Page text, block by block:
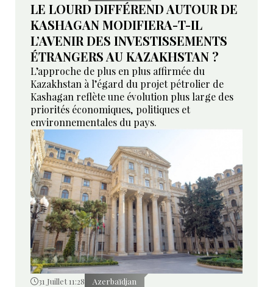
LE LOURD DIFFÉREND AUTOUR DE
KASHAGAN MODIFIERA-T-IL
L’AVENIR DES INVESTISSEMENTS
ÉTRANGERS AU KAZAKHSTAN ?
L’approche de plus en plus affirmée du
Kazakhstan à l’égard du projet pétrolier de
Kashagan reflète une évolution plus large des
priorités économiques, politiques et
environnementales du pays.
31 Juillet 11:28 Azerbaïdjan